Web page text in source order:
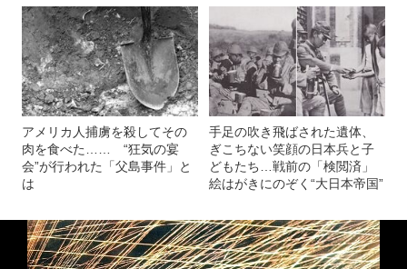
アメリカ人捕虜を殺してその
肉を食べた…… “狂気の宴
会”が行われた「父島事件」と
は
手足の吹き飛ばされた遺体、
ぎこちない笑顔の日本兵と子
どもたち…戦前の「検閲済」
絵はがきにのぞく“大日本帝国”